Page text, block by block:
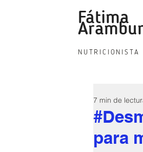
Fátima
NUTRICIONISTA
para
7 min de